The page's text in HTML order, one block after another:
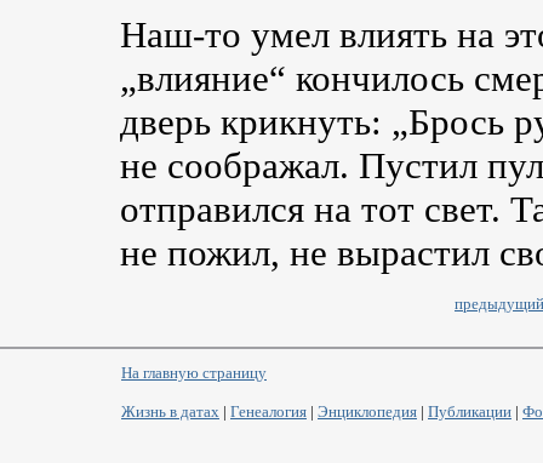
Наш-то умел влиять на
„влияние“ кончилось
дверь крикнуть: „Брось
не соображал. Пустил
отправился на тот свет.
не пожил, не вырастил
предыдущий
На главную страницу
Жизнь в датах | Генеалогия | Энциклопедия | Публикации |